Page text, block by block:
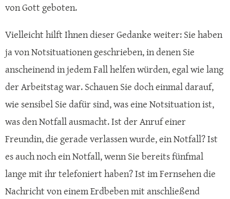
von Gott geboten.
Vielleicht hilft Ihnen dieser Gedanke weiter: Sie haben
ja von Notsituationen geschrieben, in denen Sie
anscheinend in jedem Fall helfen würden, egal wie lang
der Arbeitstag war. Schauen Sie doch einmal darauf,
wie sensibel Sie dafür sind, was eine Notsituation ist,
was den Notfall ausmacht. Ist der Anruf einer
Freundin, die gerade verlassen wurde, ein Notfall? Ist
es auch noch ein Notfall, wenn Sie bereits fünfmal
lange mit ihr telefoniert haben? Ist im Fernsehen die
Nachricht von einem Erdbeben mit anschließend